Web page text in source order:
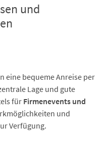
und
eine bequeme Anreise per
Lage und gute
für Firmenevents und
und
Verfügung.